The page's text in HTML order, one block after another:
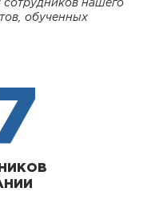
нашего
обученных